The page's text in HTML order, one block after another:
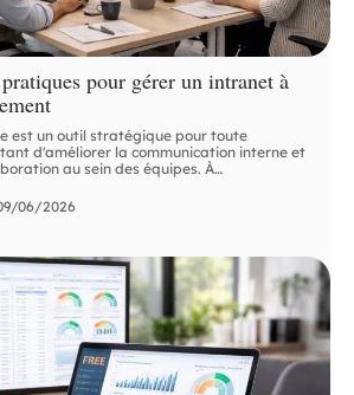
pour gérer un intranet à
est un outil stratégique pour toute
d'améliorer la communication interne et
au sein des équipes. À…
06/2026